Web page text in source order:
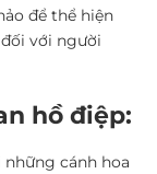
để thể hiện
với người
hồ điệp:
những cánh hoa